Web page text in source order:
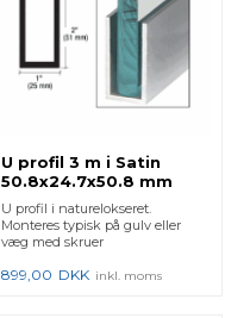
U profil 3 m i Satin
50.8x24.7x50.8 mm
U profil i naturelokseret.
Monteres typisk på gulv eller
væg med skruer
899,00 DKK inkl. moms